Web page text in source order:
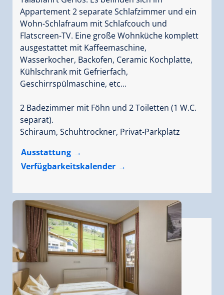
Appartement 2 separate Schlafzimmer und ein
Wohn-Schlafraum mit Schlafcouch und
Flatscreen-TV. Eine große Wohnküche komplett
ausgestattet mit Kaffeemaschine,
Wasserkocher, Backofen, Ceramic Kochplatte,
Kühlschrank mit Gefrierfach,
Geschirrspülmaschine, etc...
2 Badezimmer mit Föhn und 2 Toiletten (1 W.C.
separat).
Schiraum, Schuhtrockner, Privat-Parkplatz
Ausstattung
Verfügbarkeitskalender